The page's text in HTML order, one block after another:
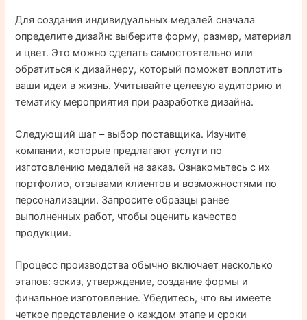
Для создания индивидуальных медалей сначала
определите дизайн: выберите форму, размер, материал
и цвет. Это можно сделать самостоятельно или
обратиться к дизайнеру, который поможет воплотить
ваши идеи в жизнь. Учитывайте целевую аудиторию и
тематику мероприятия при разработке дизайна.
Следующий шаг – выбор поставщика. Изучите
компании, которые предлагают услуги по
изготовлению медалей на заказ. Ознакомьтесь с их
портфолио, отзывами клиентов и возможностями по
персонализации. Запросите образцы ранее
выполненных работ, чтобы оценить качество
продукции.
Процесс производства обычно включает несколько
этапов: эскиз, утверждение, создание формы и
финальное изготовление. Убедитесь, что вы имеете
четкое представление о каждом этапе и сроки